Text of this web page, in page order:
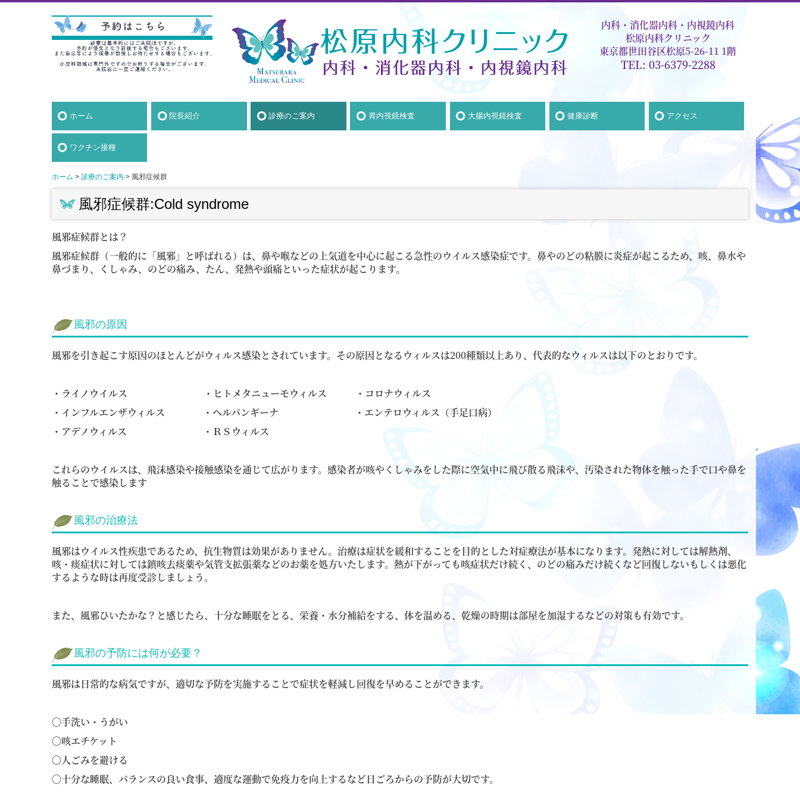
内科・消化器内科・内視鏡内科
松原内科クリニック
東京都世田谷区松原5-26-11 1階
TEL: 03-6379-2288
ホーム 院長紹介 診療のご案内 胃内視鏡検査 大腸内視鏡検査 健康診断 アクセス
ワクチン接種
ホーム 診療のご案内 風邪症候群
風邪症候群:Cold syndrome
風邪症候群とは？
風邪症候群（一般的に「風邪」と呼ばれる）は、鼻や喉などの上気道を中心に起こる急性のウイルス感染症です。鼻やのどの粘膜に炎症が起こるため、咳、鼻水や
鼻づまり、くしゃみ、のどの痛み、たん、発熱や頭痛といった症状が起こります。
風邪の原因
風邪を引き起こす原因のほとんどがウィルス感染とされています。その原因となるウィルスは200種類以上あり、代表的なウィルスは以下のとおりです。
・ライノウイルス ・ヒトメタニューモウィルス ・コロナウィルス
・インフルエンザウィルス ・ヘルパンギーナ ・エンテロウィルス（手足口病）
・アデノウィルス ・ＲＳウィルス
これらのウイルスは、飛沫感染や接触感染を通じて広がります。感染者が咳やくしゃみをした際に空気中に飛び散る飛沫や、汚染された物体を触った手で口や鼻を
触ることで感染します
風邪の治療法
風邪はウイルス性疾患であるため、抗生物質は効果がありません。治療は症状を緩和することを目的とした対症療法が基本になります。発熱に対しては解熱剤、
咳・痰症状に対しては鎮咳去痰薬や気管支拡張薬などのお薬を処方いたします。熱が下がっても咳症状だけ続く、のどの痛みだけ続くなど回復しないもしくは悪化
するような時は再度受診しましょう。
また、風邪ひいたかな？と感じたら、十分な睡眠をとる、栄養・水分補給をする、体を温める、乾燥の時期は部屋を加湿するなどの対策も有効です。
風邪の予防には何が必要？
風邪は日常的な病気ですが、適切な予防を実施することで症状を軽減し回復を早めることができます。
〇手洗い・うがい
〇咳エチケット
〇人ごみを避ける
〇十分な睡眠、バランスの良い食事、適度な運動で免疫力を向上するなど日ごろからの予防が大切です。